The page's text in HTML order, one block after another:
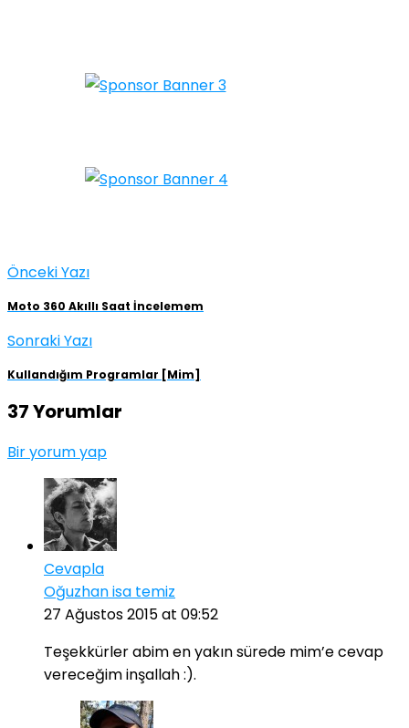
Önceki Yazı
Moto 360 Akıllı Saat İncelemem
Sonraki Yazı
Kullandığım Programlar [Mim]
37 Yorumlar
Bir yorum yap
Cevapla
Oğuzhan isa temiz
27 Ağustos 2015 at 09:52
Teşekkürler abim en yakın sürede mim’e cevap
vereceğim inşallah :).